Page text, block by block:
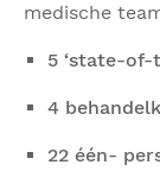
medische
5 ‘state-of-
4
22 één-